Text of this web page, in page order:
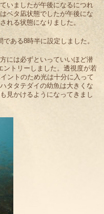
いましたが午後になるにつれ
ベタ凪状態でしたが午後にな
れる状態になりました。
ある8時半に設定しました。
には必ずといっていいほど潜
ントリーしました。透視度が若
ントのため光は十分に入って
タタテダイの幼魚は大きくな
見かけるようになってきまし